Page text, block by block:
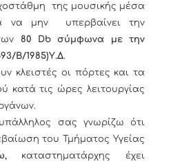
της μουσικής μέσα
να μην υπερβαίνει την
80 Db σύμφωνα με την
Β/1985)Υ.Δ.
κλειστές οι πόρτες και τα
κατά τις ώρες λειτουργίας
σας γνωρίζω ότι
του Τμήματος Υγείας
καταστηματάρχης έχει